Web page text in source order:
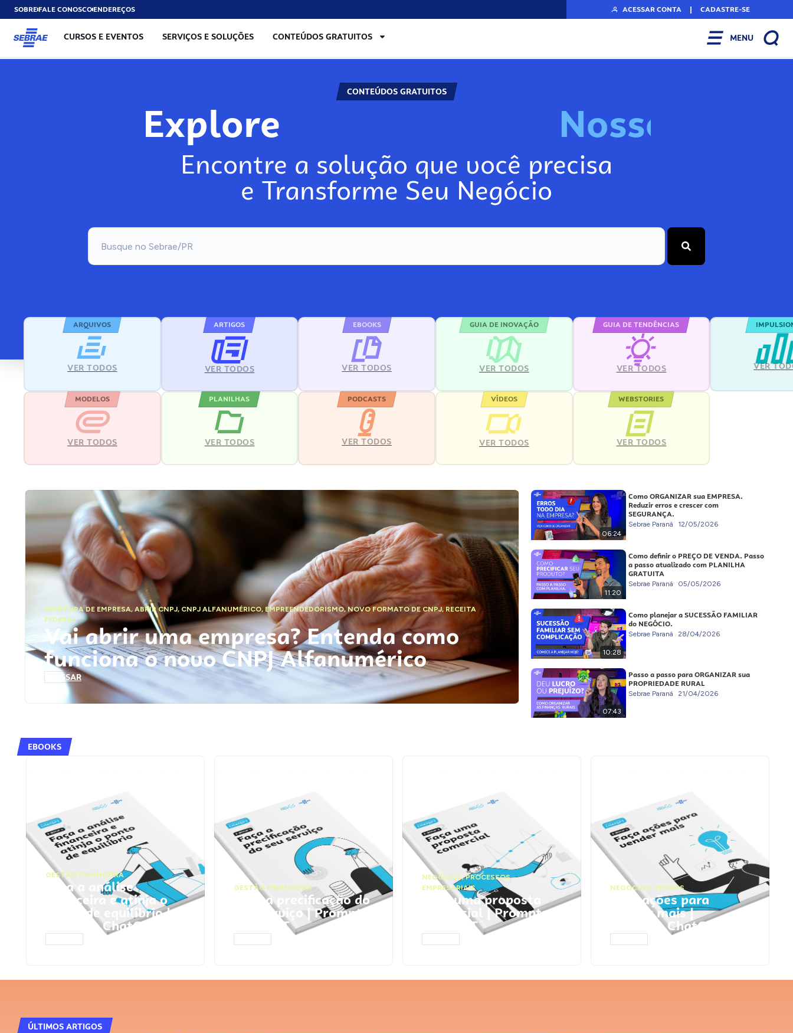
SOBREFALE CONOSCOENDEREÇOS ACESSAR CONTA | CADASTRE-SE
CURSOS E EVENTOS SERVIÇOS E SOLUÇÕES CONTEÚDOS GRATUITOS MENU
CONTEÚDOS GRATUITOS
Explore Nosso
Encontre a solução que você precisa
e Transforme Seu Negócio
ARQUIVOS
VER TODOS
ARTIGOS
VER TODOS
EBOOKS
VER TODOS
GUIA DE INOVAÇÃO
VER TODOS
GUIA DE TENDÊNCIAS
VER TODOS VER
MODELOS
VER TODOS
PLANILHAS
VER TODOS
PODCASTS
VER TODOS
VÍDEOS
VER TODOS
WEBSTORIES
VER TODOS
ABERTURA DE EMPRESA,ABRIR CNPJ, CNPJ ALFANUMÉRICO, EMPREENDEDORISMO,NOVO FORMATO DE CNPJ,RECEITA
FEDERAL
Vai abrir uma empresa? Entenda como
funciona o novo CNPJ Alfanumérico
ACESSAR
06:24
Como ORGANIZAR sua EMPRESA.
Reduzir erros e crescer com
SEGURANÇA.
Sebrae Paraná 12/05/2026
11:20
Como definir o PREÇO DE VENDA. Passo
a passo atualizado com PLANILHA
GRATUITA
Sebrae Paraná 05/05/2026
10:28
Como planejar a SUCESSÃO FAMILIAR
do NEGÓCIO.
Sebrae Paraná 28/04/2026
07:43
Passo a passo para ORGANIZAR sua
PROPRIEDADE RURAL
Sebrae Paraná 21/04/2026
EBOOKS
GESTÃO FINANCEIRA
Faça a análise
financeira e atinja o
ponto de equilíbrio |
Prompts ChatGPT
GESTÃO FINANCEIRA
Faça a precificação do
seu serviço | Prompts
ChatGPT
NEGÓCIOS,PROCESSOS
EMPRESARIAIS
Faça uma proposta
comercial | Prompts
ChatGPT
NEGÓCIOS, VENDAS
Faça ações para
vender mais |
Prompts ChatGPT
ÚLTIMOS ARTIGOS